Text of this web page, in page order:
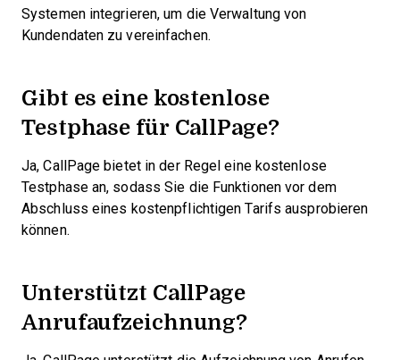
Systemen integrieren, um die Verwaltung von
Kundendaten zu vereinfachen.
Gibt es eine kostenlose
Testphase für CallPage?
Ja, CallPage bietet in der Regel eine kostenlose
Testphase an, sodass Sie die Funktionen vor dem
Abschluss eines kostenpflichtigen Tarifs ausprobieren
können.
Unterstützt CallPage
Anrufaufzeichnung?